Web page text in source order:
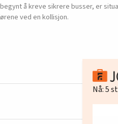
å kreve sikrere busser, er
ved en kollisjon.
Nå:5